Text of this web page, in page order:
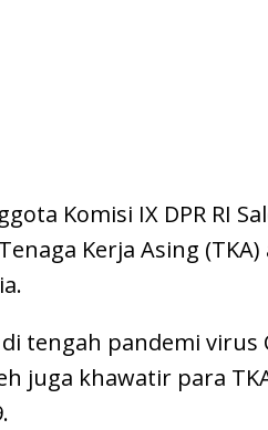
Komisi IX DPR RI
Kerja Asing
tengah pandemi virus
juga khawatir para